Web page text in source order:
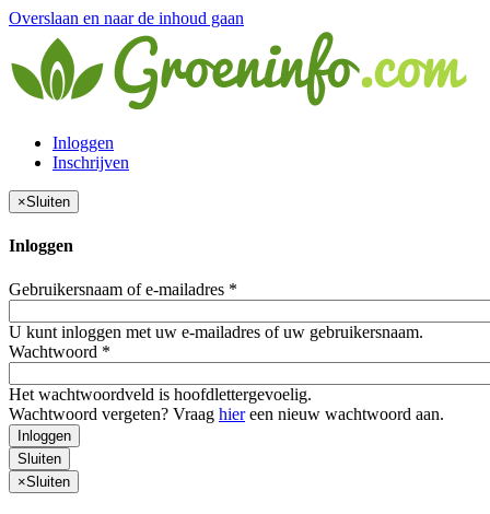
Overslaan en naar de inhoud gaan
Inloggen
Inschrijven
×Sluiten
Inloggen
Gebruikersnaam of e-mailadres *
U kunt inloggen met uw e-mailadres of uw gebruikersnaam.
Wachtwoord *
Het wachtwoordveld is hoofdlettergevoelig.
Wachtwoord vergeten? Vraag hiereen nieuw wachtwoord aan.
Inloggen
Sluiten
×Sluiten